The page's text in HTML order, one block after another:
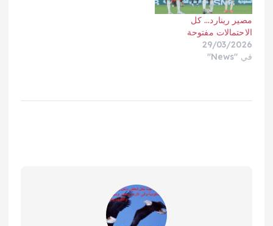
مصير رينارد… كل
الاحتمالات مفتوحة
29/03/2026
في "News"